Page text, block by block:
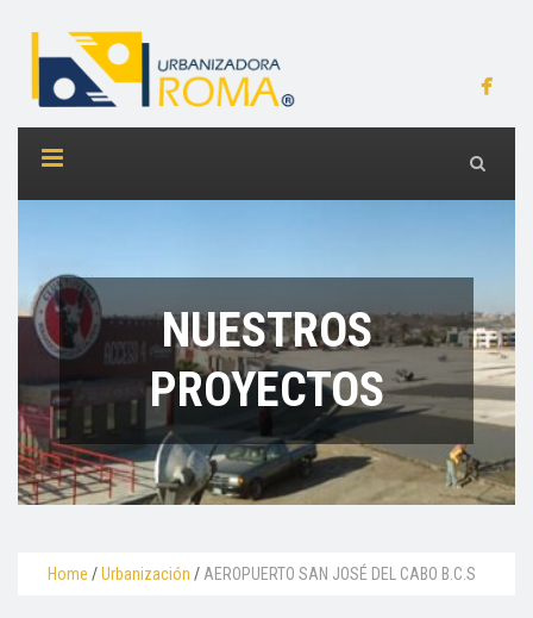
NUESTROS
PROYECTOS
Home /Urbanización / AEROPUERTO SAN JOSÉ DEL CABO B.C.S